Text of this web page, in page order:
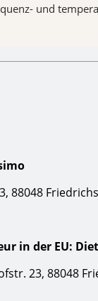
und
88048
in der EU:
23, 88048